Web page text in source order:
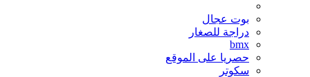
بوت عجال
دراجة للصغار
bmx
حصريا على الموقع
سكوتر